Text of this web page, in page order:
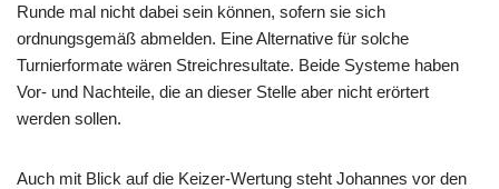
Runde mal nicht dabei sein können, sofern sie sich
ordnungsgemäß abmelden. Eine Alternative für solche
Turnierformate wären Streichresultate. Beide Systeme haben
Vor- und Nachteile, die an dieser Stelle aber nicht erörtert
werden sollen.
Auch mit Blick auf die Keizer-Wertung steht Johannes vor den